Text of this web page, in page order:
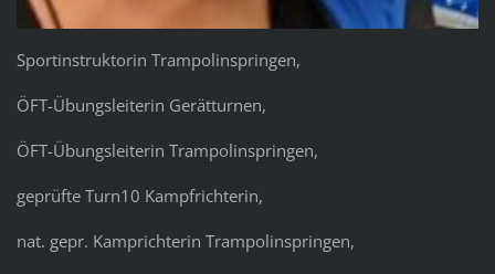
Sportinstruktorin Trampolinspringen,
ÖFT-Übungsleiterin Gerätturnen,
ÖFT-Übungsleiterin Trampolinspringen,
geprüfte Turn10 Kampfrichterin,
nat. gepr. Kamprichterin Trampolinspringen,